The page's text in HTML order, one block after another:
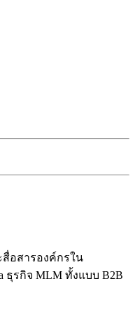
สื่อสารองค์กรใน
ธุรกิจ MLM ทั้งแบบ B2B